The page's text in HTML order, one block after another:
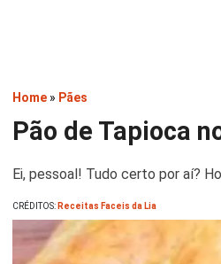
Home » Pães
Pão de Tapioca
Ei, pessoal! Tudo certo por aí?
CRÉDITOS: Receitas Faceis da Lia